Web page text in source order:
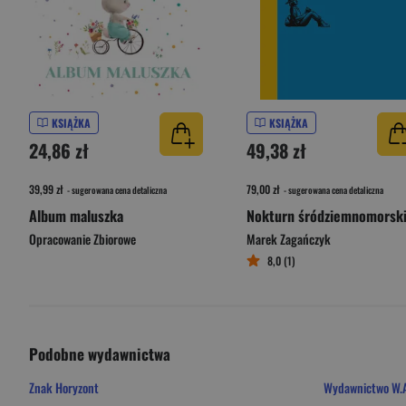
KSIĄŻKA
24,86 zł
39,99 zł - sugerowana cena detaliczna
Album maluszka
Opracowanie Zbiorowe
KSIĄŻKA
49,38 zł
79,00 zł - sugerowana cena detaliczna
Nokturn śródziemnomorski
Marek Zagańczyk
8,0 (1)
Podobne wydawnictwa
Znak Horyzont
Wydawnictwo